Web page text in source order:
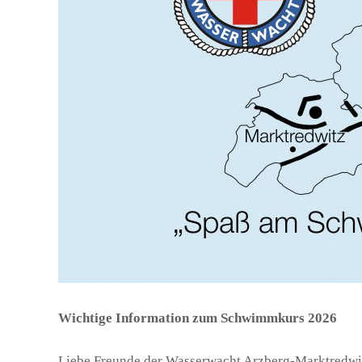
Wichtige Information zum Schwimmkurs 2026